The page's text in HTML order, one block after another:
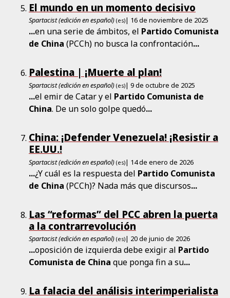
El mundo en un momento decisivo
Spartacist (edición en español) (es)| 16 de noviembre de 2025
...en una serie de ámbitos, el Partido Comunista
de China (PCCh) no busca la confrontación...
Palestina | ¡Muerte al plan!
Spartacist (edición en español) (es)| 9 de octubre de 2025
...el emir de Catar y el Partido Comunista de
China. De un solo golpe quedó...
China: ¡Defender Venezuela! ¡Resistir a
EE.UU.!
Spartacist (edición en español) (es)| 14 de enero de 2026
...¿Y cuál es la respuesta del Partido Comunista
de China (PCCh)? Nada más que discursos...
Las “reformas” del PCC abren la puerta
a la contrarrevolución
Spartacist (edición en español) (es)| 20 de junio de 2026
...oposición de izquierda debe exigir al Partido
Comunista de China que ponga fin a su...
La falacia del análisis interimperialista